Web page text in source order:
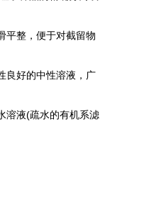
平整，便于对截留物
良好的中性溶液，广
溶液(疏水的有机系滤